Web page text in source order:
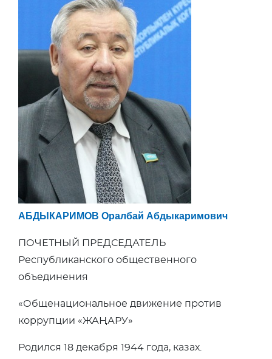
АБДЫКАРИМОВ Оралбай Абдыкаримович
ПОЧЕТНЫЙ ПРЕДСЕДАТЕЛЬ
Республиканского общественного
объединения
«Общенациональное движение против
коррупции «ЖАҢАРУ»
Родился 18 декабря 1944 года, казах.